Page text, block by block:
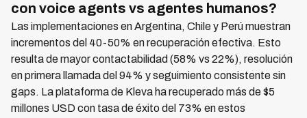
con voice agents vs agentes humanos?
Las implementaciones en Argentina, Chile y Perú muestran
incrementos del 40-50% en recuperación efectiva. Esto
resulta de mayor contactabilidad (58% vs 22%), resolución
en primera llamada del 94% y seguimiento consistente sin
gaps. La plataforma de Kleva ha recuperado más de $5
millones USD con tasa de éxito del 73% en estos